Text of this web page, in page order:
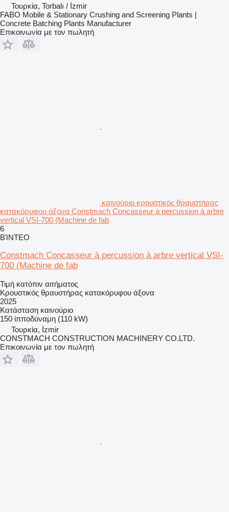
Τουρκία, Torbalı / İzmir
FABO Mobile & Stationary Crushing and Screening Plants |
Concrete Batching Plants Manufacturer
Επικοινωνία με τον πωλητή
καινούριο κρουστικός θραυστήρας
κατακόρυφου άξονα Constmach Concasseur à percussion à arbre
vertical VSI-700 (Machine de fab
6
ΒΊΝΤΕΟ
Constmach Concasseur à percussion à arbre vertical VSI-
700 (Machine de fab
Τιμή κατόπιν αιτήματος
Κρουστικός θραυστήρας κατακόρυφου άξονα
2025
Κατάσταση καινούριο
150 ίπποδύναμη (110 kW)
Τουρκία, İzmir
CONSTMACH CONSTRUCTION MACHINERY CO.LTD.
Επικοινωνία με τον πωλητή